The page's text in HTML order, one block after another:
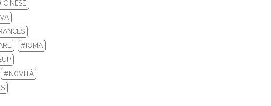
DI BIOTHERM E LANCÔM...
Biotherm e Lancôme!
CINESE
#IOMA
#NOVITÀ